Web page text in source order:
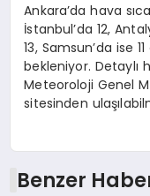
Ankara’da hava
İstanbul’da 12,
13, Samsun’da ise
bekleniyor.
Meteoroloji Genel
sitesinden
Benzer